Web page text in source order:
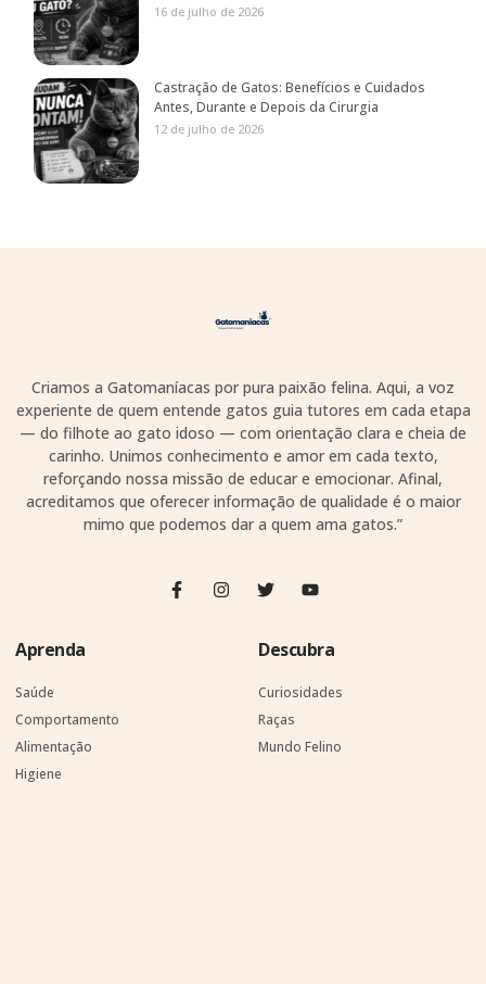
16 de julho de 2026
Castração de Gatos: Benefícios e Cuidados
Antes, Durante e Depois da Cirurgia
12 de julho de 2026
Criamos a Gatomaníacas por pura paixão felina. Aqui, a voz
experiente de quem entende gatos guia tutores em cada etapa
— do filhote ao gato idoso — com orientação clara e cheia de
carinho. Unimos conhecimento e amor em cada texto,
reforçando nossa missão de educar e emocionar. Afinal,
acreditamos que oferecer informação de qualidade é o maior
mimo que podemos dar a quem ama gatos.”
Aprenda
Saúde
Comportamento
Alimentação
Higiene
Descubra
Curiosidades
Raças
Mundo Felino